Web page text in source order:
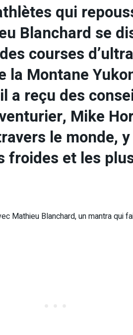
qui
Blanchard se
courses
la Montane
a reçu des
Mike
le monde,
froides et les
Mathieu Blanchard, un mantra qui